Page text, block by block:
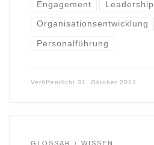
Engagement Leadership
Organisationsentwicklung
Personalführung
Veröffentlicht 31. Oktober 2013
GLOSSAR WISSEN